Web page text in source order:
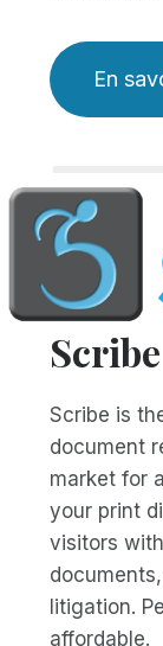
En
Scribe
Scribe is
document
market for
your print
visitors
litigation.
affordable.